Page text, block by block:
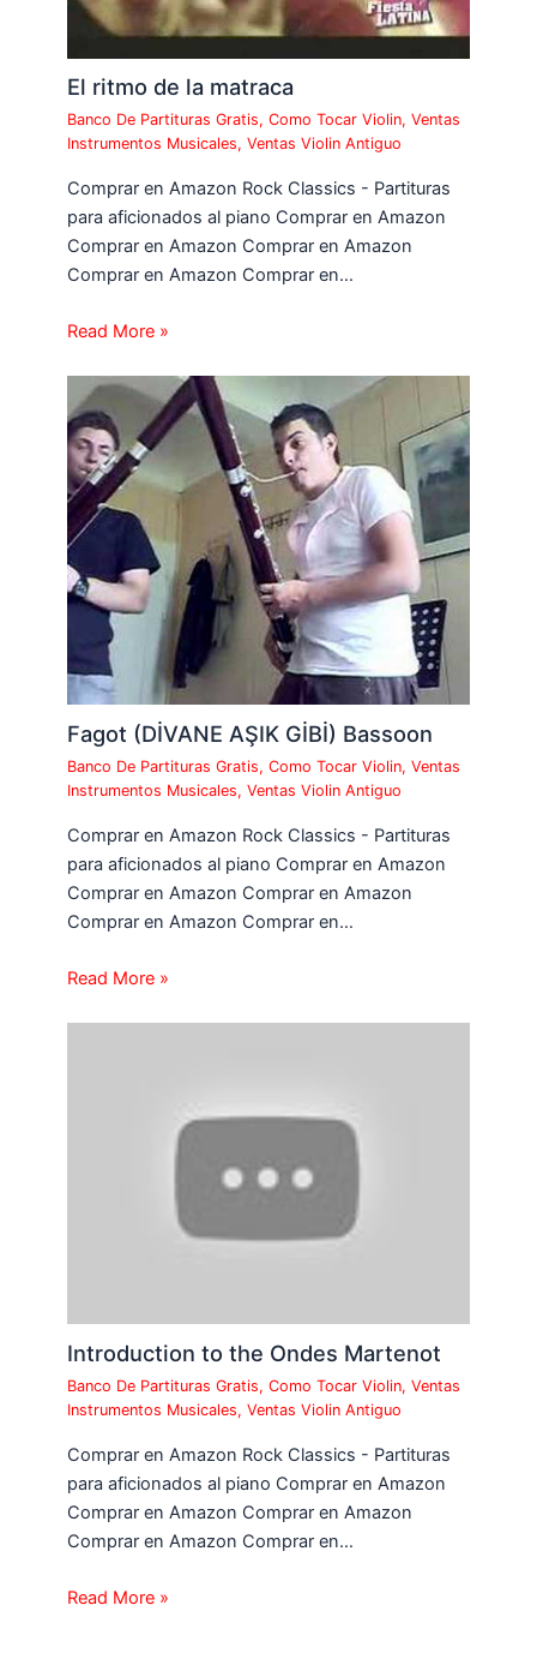
El ritmo de la matraca
Banco De Partituras Gratis,Como Tocar Violin,Ventas
Instrumentos Musicales,Ventas Violin Antiguo
Comprar en Amazon Rock Classics - Partituras
para aficionados al piano Comprar en Amazon
Comprar en Amazon Comprar en Amazon
Comprar en Amazon Comprar en…
Read More »
Fagot (DİVANE AŞIK GİBİ) Bassoon
Banco De Partituras Gratis,Como Tocar Violin,Ventas
Instrumentos Musicales,Ventas Violin Antiguo
Comprar en Amazon Rock Classics - Partituras
para aficionados al piano Comprar en Amazon
Comprar en Amazon Comprar en Amazon
Comprar en Amazon Comprar en…
Read More »
Introduction to the Ondes Martenot
Banco De Partituras Gratis,Como Tocar Violin,Ventas
Instrumentos Musicales,Ventas Violin Antiguo
Comprar en Amazon Rock Classics - Partituras
para aficionados al piano Comprar en Amazon
Comprar en Amazon Comprar en Amazon
Comprar en Amazon Comprar en…
Read More »